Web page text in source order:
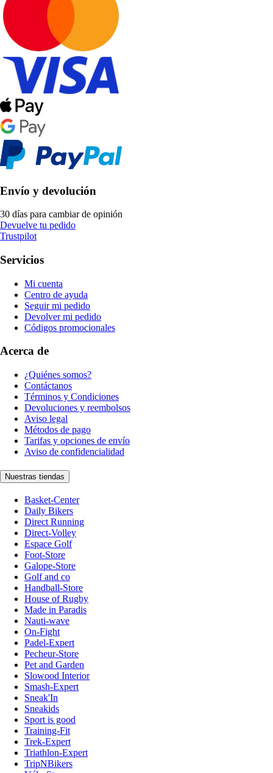
Envío y devolución
30 días para cambiar de opinión
Devuelve tu pedido
Trustpilot
Servicios
Mi cuenta
Centro de ayuda
Seguir mi pedido
Devolver mi pedido
Códigos promocionales
Acerca de
¿Quiénes somos?
Contáctanos
Términos y Condiciones
Devoluciones y reembolsos
Aviso legal
Métodos de pago
Tarifas y opciones de envío
Aviso de confidencialidad
Nuestras tiendas
Basket-Center
Daily Bikers
Direct Running
Direct-Volley
Espace Golf
Foot-Store
Galope-Store
Golf and co
Handball-Store
House of Rugby
Made in Paradis
Nauti-wave
On-Fight
Padel-Expert
Pecheur-Store
Pet and Garden
Slowood Interior
Smash-Expert
Sneak'In
Sneakids
Sport is good
Training-Fit
Trek-Expert
Triathlon-Expert
TripNBikers